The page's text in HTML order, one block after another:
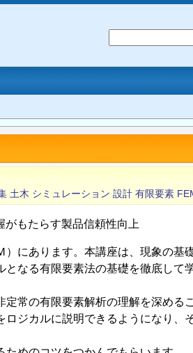
土木 シミュレーション 設計 有限要素
もたらす製品信頼性向上
にあります。本講座は、現象の基
となる有限要素法の基礎を徹底して
常の有限要素解析の理解を深める
ジカルに説明できるようになり、